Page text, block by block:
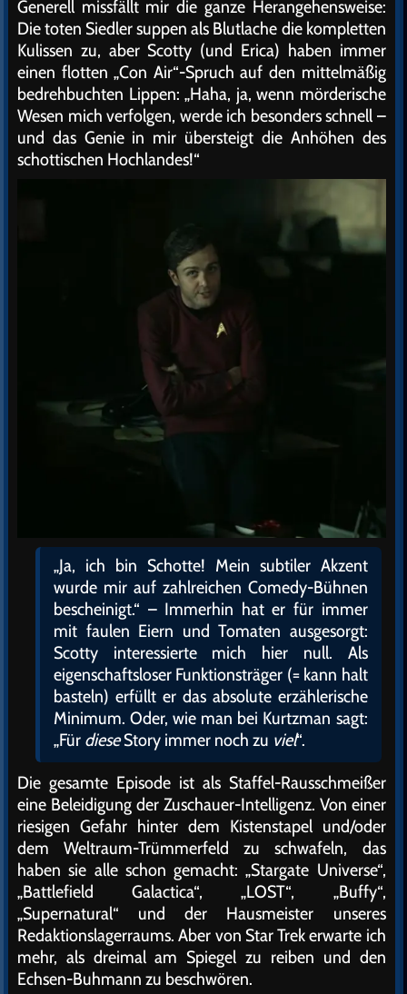
Generell missfällt mir die ganze Herangehensweise:
Die toten Siedler suppen als Blutlache die kompletten
Kulissen zu, aber Scotty (und Erica) haben immer
einen flotten „Con Air“-Spruch auf den mittelmäßig
bedrehbuchten Lippen: „Haha, ja, wenn mörderische
Wesen mich verfolgen, werde ich besonders schnell –
und das Genie in mir übersteigt die Anhöhen des
schottischen Hochlandes!“
„Ja, ich bin Schotte! Mein subtiler Akzent
wurde mir auf zahlreichen Comedy-Bühnen
bescheinigt.“ – Immerhin hat er für immer
mit faulen Eiern und Tomaten ausgesorgt:
Scotty interessierte mich hier null. Als
eigenschaftsloser Funktionsträger (= kann halt
basteln) erfüllt er das absolute erzählerische
Minimum. Oder, wie man bei Kurtzman sagt:
„Für dieseStory immer noch zu viel“.
Die gesamte Episode ist als Staffel-Rausschmeißer
eine Beleidigung der Zuschauer-Intelligenz. Von einer
riesigen Gefahr hinter dem Kistenstapel und/oder
dem Weltraum-Trümmerfeld zu schwafeln, das
haben sie alle schon gemacht: „Stargate Universe“,
„Battlefield Galactica“, „LOST“, „Buffy“,
„Supernatural“ und der Hausmeister unseres
Redaktionslagerraums. Aber von Star Trek erwarte ich
mehr, als dreimal am Spiegel zu reiben und den
Echsen-Buhmann zu beschwören.